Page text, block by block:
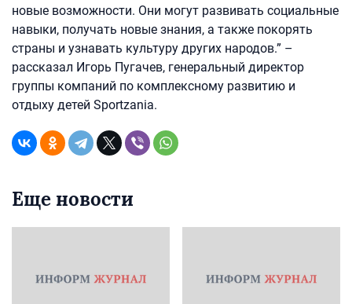
новые возможности. Они могут развивать социальные
навыки, получать новые знания, а также покорять
страны и узнавать культуру других народов.” –
рассказал Игорь Пугачев, генеральный директор
группы компаний по комплексному развитию и
отдыху детей Sportzania.
Еще новости